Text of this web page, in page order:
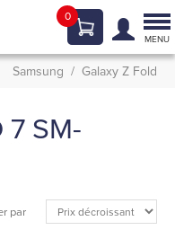
0
MENU
Samsung Galaxy Z Fold
7 SM-
par